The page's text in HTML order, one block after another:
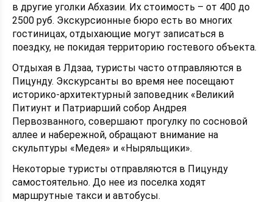
в другие уголки Абхазии. Их стоимость – от 400 до
2500 руб. Экскурсионные бюро есть во многих
гостиницах, отдыхающие могут записаться в
поездку, не покидая территорию гостевого объекта.
Отдыхая в Лдзаа, туристы часто отправляются в
Пицунду. Экскурсанты во время нее посещают
историко-архитектурный заповедник «Великий
Питиунт и Патриарший собор Андрея
Первозванного, совершают прогулку по сосновой
аллее и набережной, обращают внимание на
скульптуры «Медея» и «Ныряльщики».
Некоторые туристы отправляются в Пицунду
самостоятельно. До нее из поселка ходят
маршрутные такси и автобусы.